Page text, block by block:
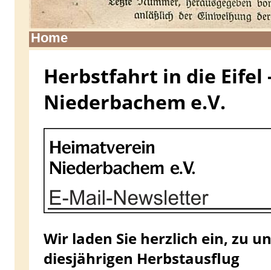
Home
Herbstfahrt in die Eifel
Niederbachem e.V.
Wir laden Sie herzlich ein, zu
diesjährigen Herbstausflug